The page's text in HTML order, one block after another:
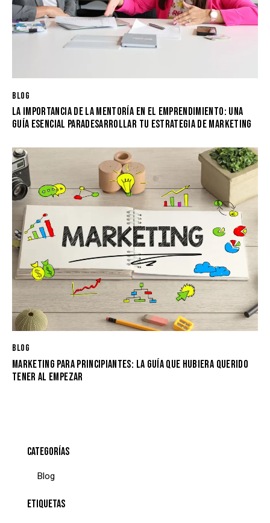
BLOG
LA IMPORTANCIA DE LA MENTORÍA EN EL EMPRENDIMIENTO: UNA
GUÍA ESENCIAL PARADESARROLLAR TU ESTRATEGIA DE MARKETING
BLOG
MARKETING PARA PRINCIPIANTES: LA GUÍA QUE HUBIERA QUERIDO
TENER AL EMPEZAR
CATEGORÍAS
Blog
ETIQUETAS